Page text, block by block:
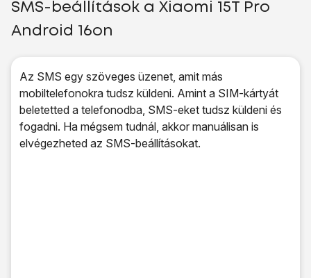
SMS-beállítások a Xiaomi 15T Pro
Android 16on
Az SMS egy szöveges üzenet, amit más
mobiltelefonokra tudsz küldeni. Amint a SIM-kártyát
beletetted a telefonodba, SMS-eket tudsz küldeni és
fogadni. Ha mégsem tudnál, akkor manuálisan is
elvégezheted az SMS-beállításokat.